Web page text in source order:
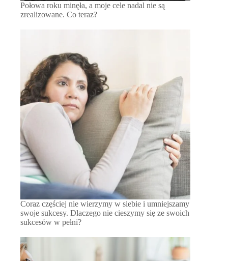
Połowa roku minęła, a moje cele nadal nie są
zrealizowane. Co teraz?
Coraz częściej nie wierzymy w siebie i umniejszamy
swoje sukcesy. Dlaczego nie cieszymy się ze swoich
sukcesów w pełni?